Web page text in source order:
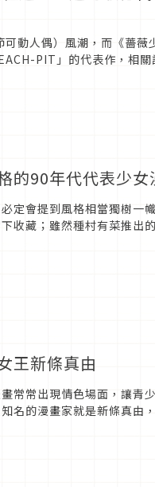
動人偶）風潮，而《薔薇
PIT」的代表作，相
90年代代表少女
定會提到風格相當獨樹一
收藏；雖然種村有菜推出
王新條真由
常常出現情色場面，讓青
名的漫畫家就是新條真由